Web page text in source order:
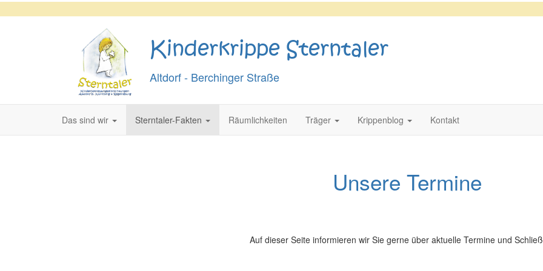
Kinderkrippe Sterntaler
Altdorf - Berchinger Straße
Das sind wir Sterntaler-Fakten Räumlichkeiten Träger Krippenblog Kontakt
Unsere Termine
Auf dieser Seite informieren wir Sie gerne über aktuelle Termine und